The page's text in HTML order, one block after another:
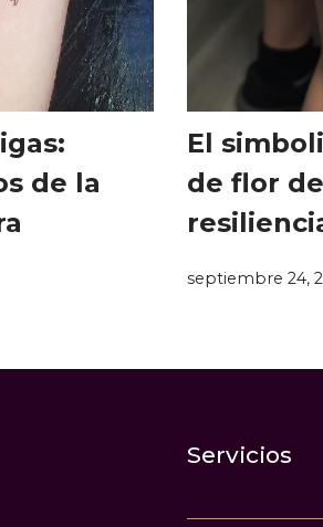
de la
El
de flor
septiembre 24,
Servicios